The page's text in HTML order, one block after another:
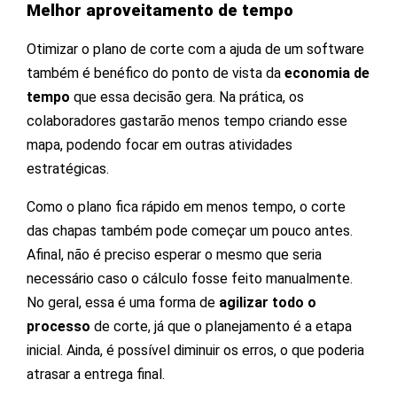
Melhor aproveitamento de tempo
Otimizar o plano de corte com a ajuda de um software
também é benéfico do ponto de vista da economia de
tempo que essa decisão gera. Na prática, os
colaboradores gastarão menos tempo criando esse
mapa, podendo focar em outras atividades
estratégicas.
Como o plano fica rápido em menos tempo, o corte
das chapas também pode começar um pouco antes.
Afinal, não é preciso esperar o mesmo que seria
necessário caso o cálculo fosse feito manualmente.
No geral, essa é uma forma de agilizar todo o
processo de corte, já que o planejamento é a etapa
inicial. Ainda, é possível diminuir os erros, o que poderia
atrasar a entrega final.